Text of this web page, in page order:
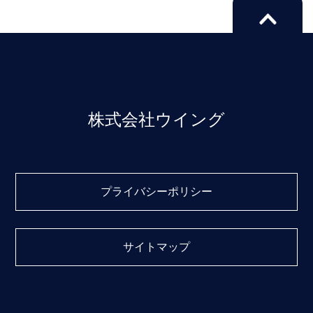
プライバシーポリシー
サイトマップ
株式会社ウイング